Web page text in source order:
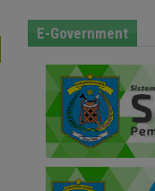
E-Government